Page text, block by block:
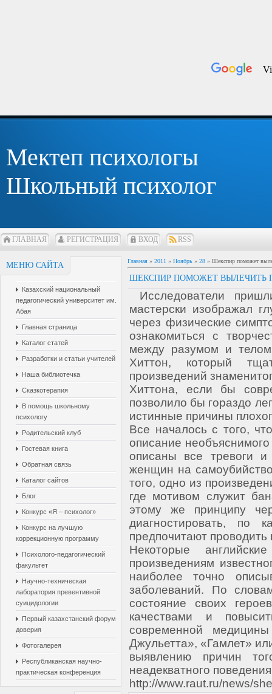
Мектеп психологы
Школьный психолог
ГЛАВНАЯ РЕГИСТРАЦИЯ ВХОД RSS
МЕНЮ САЙТА
Казахский национальный
педагогический университет им.
Абая
Главная страница
Каталог статей
Разработки и статьи учителей
Наша библиотечка
Сказкотерапия
В помощь школьному
психологу
Родительский клуб
Гостевая книга
Обратная связь
Каталог сайтов
Блог
Конкурс «Я – психолог»
Конкурс на лучшую
коррекционную программу
Психолого-педагогический
факультет
Научно-техническая
лаборатория превентивной
суицидологии
Первый казахстанский форум
доверия
Фотогалерея
Республиканская научно-
практическая конференция
Главная » 2011 » Ноябрь » 28 » Шекспир поможет
ШЕКСПИР ПОМОЖЕТ ВЫЛЕЧИТЬ
Исследователи
мастерски изображал
через физические
ознакомиться с
между разумом и
Хиттон, который
произведений
Хиттона, если бы
позволило бы гораздо
истинные причины
Все началось с того,
описание
описаны все тревоги
женщин на
того, одно из
где мотивом служит
этому же принципу
диагностировать, по
предпочитают
Некоторые
произведениям
наиболее точно
заболеваний. По
состояние своих
качествами и
современной
Джульетта», «Гамлет»
выявлению причин
неадекватного
http://www.raut.ru/news/